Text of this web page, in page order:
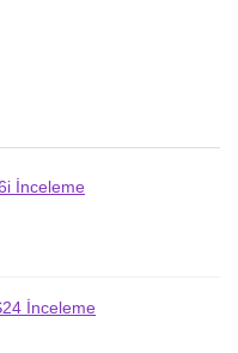
İnceleme
İnceleme